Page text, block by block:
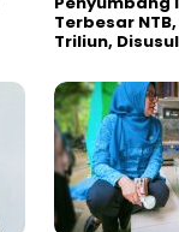
Terbesar
Triliun,